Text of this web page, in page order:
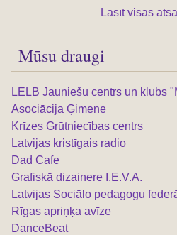
Lasīt visas
Mūsu draugi
LELB Jauniešu centrs un klubs
Asociācija Ģimene
Krīzes Grūtniecības centrs
Latvijas kristīgais radio
Dad Cafe
Grafiskā dizainere I.E.V.A.
Latvijas Sociālo pedagogu
Rīgas apriņķa avīze
DanceBeat